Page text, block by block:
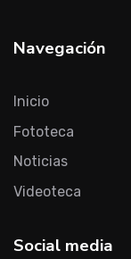
Navegación
Inicio
Fototeca
Noticias
Videoteca
Social media